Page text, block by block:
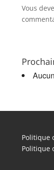
Vous
Politique
Politique